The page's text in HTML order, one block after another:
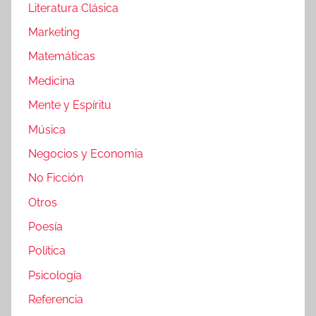
Literatura Clásica
Marketing
Matemáticas
Medicina
Mente y Espíritu
Música
Negocios y Economia
No Ficción
Otros
Poesía
Política
Psicología
Referencia